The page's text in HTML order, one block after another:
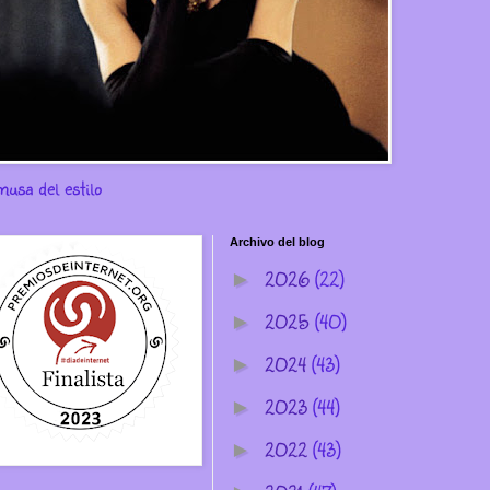
del estilo
Archivo del blog
► 2026(22)
► 2025(40)
► 2024(43)
► 2023(44)
► 2022(43)